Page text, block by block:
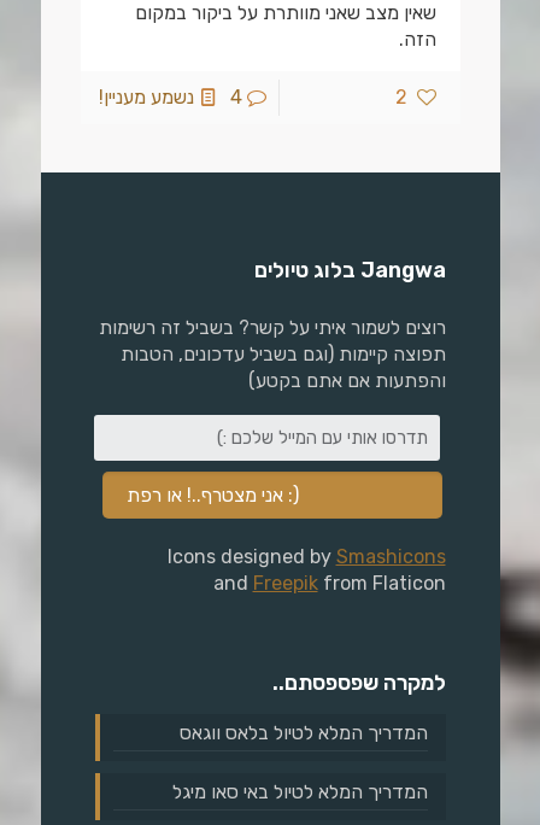
שאין מצב שאני מוותרת על ביקור במקום
הזה.
2
4 נשמע מעניין!
Jangwa בלוג טיולים
רוצים לשמור איתי על קשר? בשביל זה רשימות
תפוצה קיימות (וגם בשביל עדכונים, הטבות
והפתעות אם אתם בקטע)
Icons designed by Smashicons
and Freepikfrom Flaticon
למקרה שפספסתם..
המדריך המלא לטיול בלאס ווגאס
המדריך המלא לטיול באי סאו מיגל